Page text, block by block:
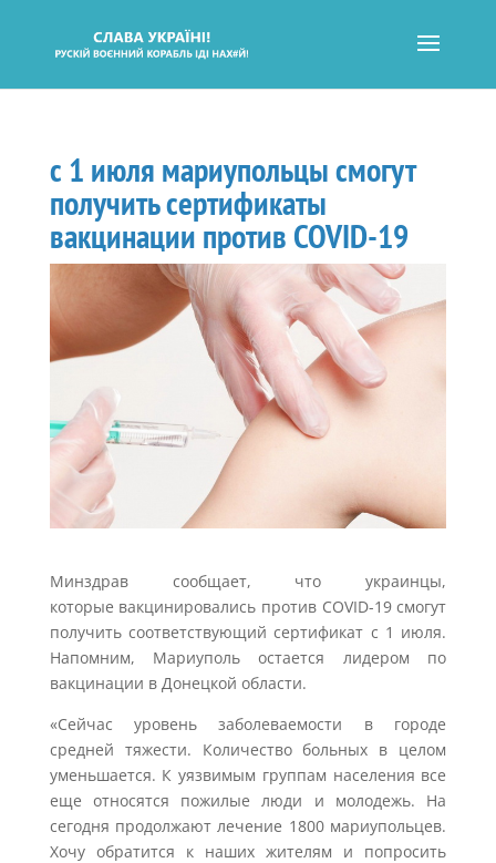
с 1 июля мариупольцы смогут
получить сертификаты
вакцинации против COVID-19
Минздрав сообщает, что украинцы,
которые вакцинировались против COVID-19 смогут
получить соответствующий сертификат с 1 июля.
Напомним, Мариуполь остается лидером по
вакцинации в Донецкой области.
«Сейчас уровень заболеваемости в городе
средней тяжести. Количество больных в целом
уменьшается. К уязвимым группам населения все
еще относятся пожилые люди и молодежь. На
сегодня продолжают лечение 1800 мариупольцев.
Хочу обратится к наших жителям и попросить